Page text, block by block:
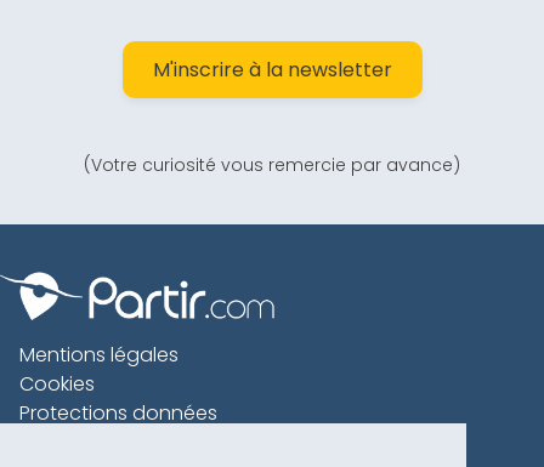
M'inscrire à la newsletter
(Votre curiosité vous remercie par avance)
Mentions légales
Cookies
Protections données